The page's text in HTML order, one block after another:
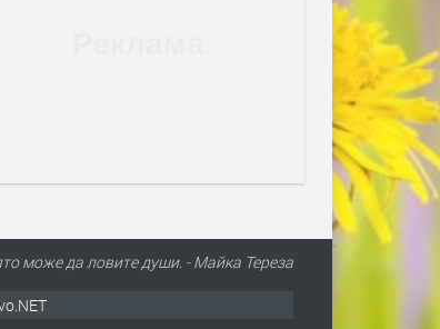
може да ловите души. - Майка Тереза